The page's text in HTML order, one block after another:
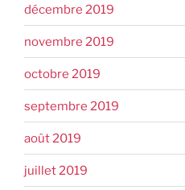
décembre 2019
novembre 2019
octobre 2019
septembre 2019
août 2019
juillet 2019